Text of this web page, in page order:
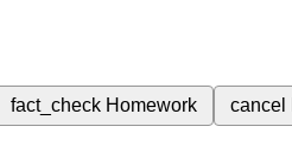
fact_check Homework cancel